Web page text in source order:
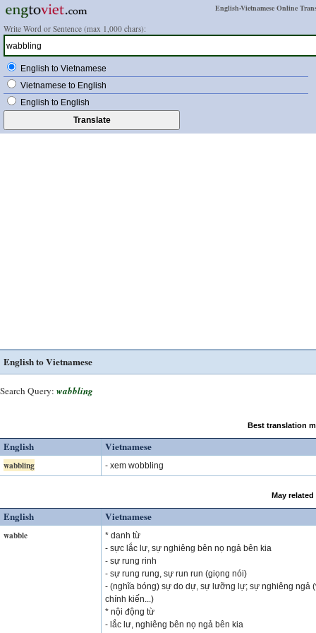
English-Vietnamese Online
Write Word or Sentence (max 1,000 chars):
English to Vietnamese
Vietnamese to English
English to English
English to Vietnamese
Search Query: wabbling
Best translation
English Vietnamese
wabbling - xem wobbling
May
English Vietnamese
wabble
* danh từ
- sực lắc lư, sự nghiêng bên nọ ngả bên kia
- sự rung rinh
- sự rung rung, sự run run (giọng nói)
- (nghĩa bóng) sự do dự, sự lưỡng lự; sự nghiêng ngả
chính kiến...)
* nội động từ
- lắc lư, nghiêng bên nọ ngả bên kia